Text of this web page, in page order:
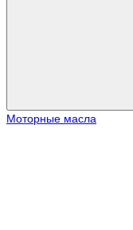
Моторные масла